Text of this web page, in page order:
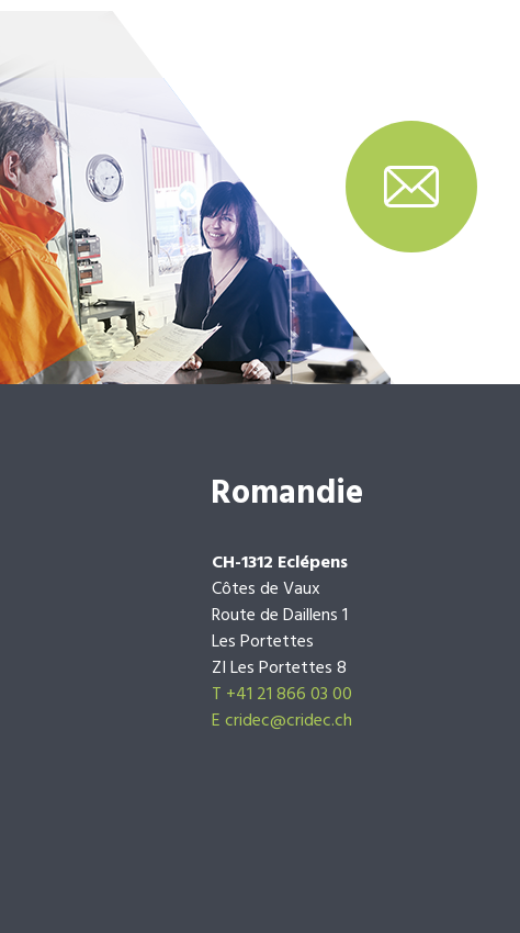
Romandie
CH-1312 Eclépens
Côtes de Vaux
Route de Daillens 1
Les Portettes
ZI Les Portettes 8
T +41 21 866 03 00
Ecridec@cridec.ch